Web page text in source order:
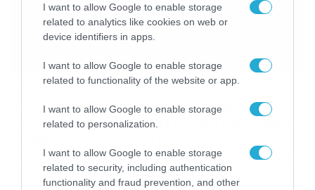
I want to allow Google to enable storage
related to analytics like cookies on web or
device identifiers in apps.
I want to allow Google to enable storage
related to functionality of the website or app.
I want to allow Google to enable storage
related to personalization.
I want to allow Google to enable storage
related to security, including authentication
functionality and fraud prevention, and other
01/08/2026 21:52
Φωτιά στο Πόρτο Γερμενό: Δραματικές
ώρες με τρία ενεργά μέτωπα – Πάνω από
Δραματικές ώρες στην Αττικοβοιωτία, με τη φωτιά να
μαίνεται ανεξέλεγκτη στο Πόρτο Γερμενό.